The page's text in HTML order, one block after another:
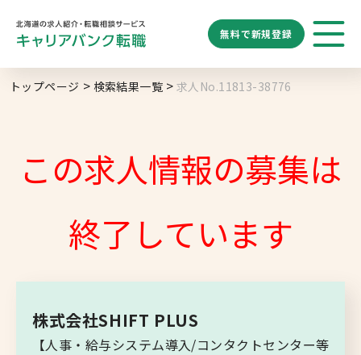
無料で新規登録
求人閲覧履歴 新着求人一覧
勤務地 業種 職種
道央エリア
空知エリア
オホーツクエリア
トップページ 検索結果一覧 求人No.11813-38776
この求人情報の募集は
終了しています
株式会社SHIFT PLUS
【人事・給与システム導入/コンタクトセンター等